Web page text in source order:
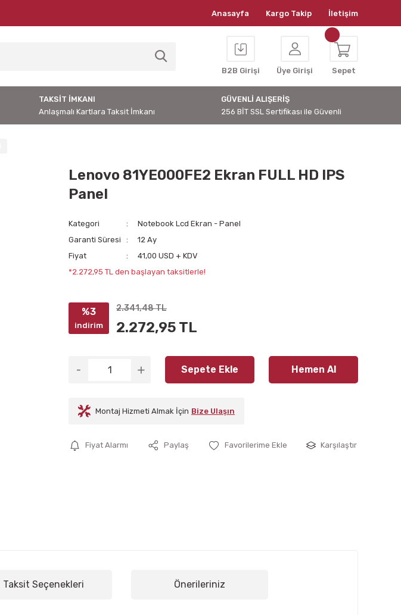
Anasayfa Kargo Takip İletişim
B2B Girişi Üye Girişi Sepet
TAKSİT İMKANI
Anlaşmalı Kartlara Taksit İmkanı
GÜVENLİ ALIŞERİŞ
256 BİT SSL Sertifikası ile Güvenli
Lenovo 81YE000FE2 Ekran FULL HD IPS
Panel
Kategori
Notebook Lcd Ekran - Panel
Garanti Süresi
12 Ay
Fiyat
41,00 USD + KDV
*2.272,95 TL den başlayan taksitlerle!
%3
indirim
2.341,48 TL
2.272,95 TL
Sepete Ekle Hemen Al
Montaj Hizmeti Almak İçin Bize Ulaşın
Fiyat Alarmı Paylaş Karşılaştır
Taksit Seçenekleri Önerileriniz